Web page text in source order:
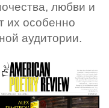
любви и
их особенно
аудитории.